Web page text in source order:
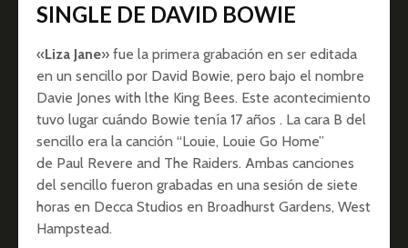
SINGLE DE DAVID BOWIE
«Liza Jane» fue la primera grabación en ser editada
en un sencillo por David Bowie, pero bajo el nombre
Davie Jones with lthe King Bees. Este acontecimiento
tuvo lugar cuándo Bowie tenía 17 años . La cara B del
sencillo era la canción “Louie, Louie Go Home”
de Paul Revere and The Raiders. Ambas canciones
del sencillo fueron grabadas en una sesión de siete
horas en Decca Studios en Broadhurst Gardens, West
Hampstead.